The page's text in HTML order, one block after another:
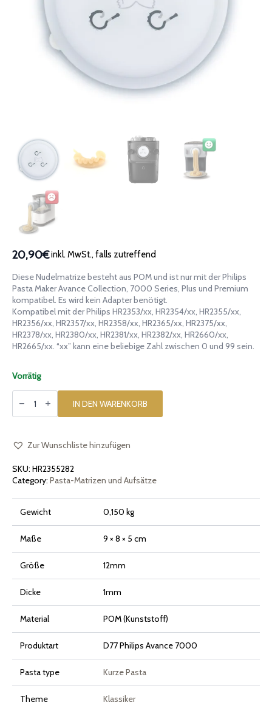
20,90€inkl. MwSt., falls zutreffend
Diese Nudelmatrize besteht aus POM und ist nur mit der Philips
Pasta Maker Avance Collection, 7000 Series, Plus und Premium
kompatibel. Es wird kein Adapter benötigt.
Kompatibel mit der Philips HR2353/xx, HR2354/xx, HR2355/xx,
HR2356/xx, HR2357/xx, HR2358/xx, HR2365/xx, HR2375/xx,
HR2378/xx, HR2380/xx, HR2381/xx, HR2382/xx, HR2660/xx,
HR2665/xx. “xx” kann eine beliebige Zahl zwischen 0 und 99 sein.
Vorrätig
Matrize
aus
Ondulati
Pasta
und
Serie
7000
Menge
IN DEN WARENKORB
Zur Wunschliste hinzufügen
SKU: HR2355282
Category: Pasta-Matrizen und Aufsätze
Gewicht 0,150 kg
Maße 9 × 8 × 5 cm
Größe 12mm
Dicke 1mm
Material POM (Kunststoff)
Produktart D77 Philips Avance 7000
Pasta type Kurze Pasta
Theme Klassiker